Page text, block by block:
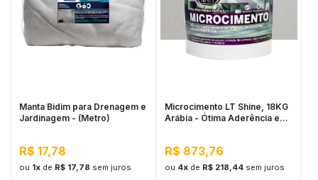
Manta Bidim para Drenagem e
Jardinagem - (Metro)
R$ 17,78
ou 1xde R$ 17,78 sem juros
Microcimento LT Shine, 18KG
Arábia - Ótima Aderência e
R$ 873,76
ou 4xde R$ 218,44 sem juros